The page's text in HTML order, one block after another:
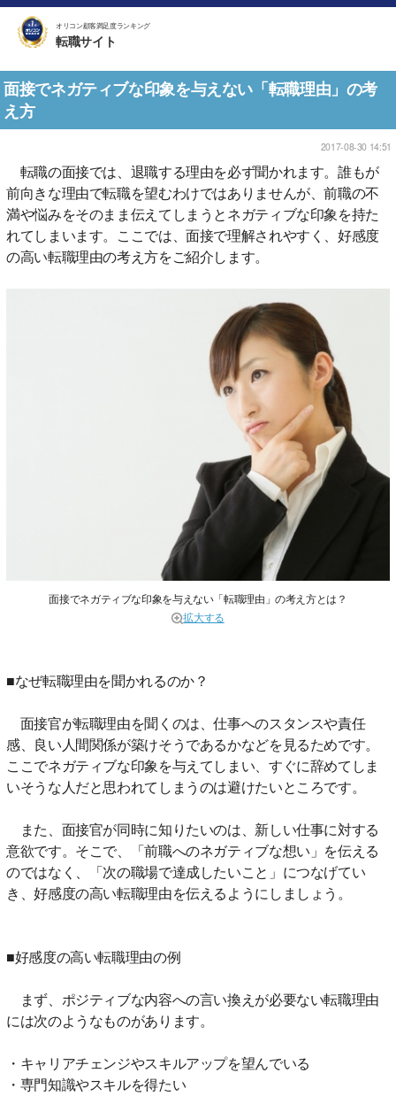
オリコン顧客満足度ランキング
転職サイト
面接でネガティブな印象を与えない「転職理由」の考
え方
2017-08-30 14:51
転職の面接では、退職する理由を必ず聞かれます。誰もが
前向きな理由で転職を望むわけではありませんが、前職の不
満や悩みをそのまま伝えてしまうとネガティブな印象を持た
れてしまいます。ここでは、面接で理解されやすく、好感度
の高い転職理由の考え方をご紹介します。
面接でネガティブな印象を与えない「転職理由」の考え方とは？
拡大する
■なぜ転職理由を聞かれるのか？
面接官が転職理由を聞くのは、仕事へのスタンスや責任
感、良い人間関係が築けそうであるかなどを見るためです。
ここでネガティブな印象を与えてしまい、すぐに辞めてしま
いそうな人だと思われてしまうのは避けたいところです。
また、面接官が同時に知りたいのは、新しい仕事に対する
意欲です。そこで、「前職へのネガティブな想い」を伝える
のではなく、「次の職場で達成したいこと」につなげてい
き、好感度の高い転職理由を伝えるようにしましょう。
■好感度の高い転職理由の例
まず、ポジティブな内容への言い換えが必要ない転職理由
には次のようなものがあります。
・キャリアチェンジやスキルアップを望んでいる
・専門知識やスキルを得たい